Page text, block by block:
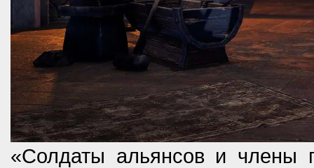
«Солдаты альянсов и члены